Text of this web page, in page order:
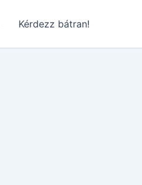
Kérdezz bátran!